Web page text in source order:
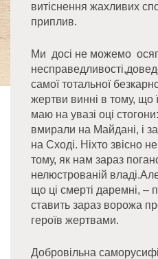
витіснення жахливих
приплив.
Ми досі не можемо
самої тотальної
жертви винні в тому, що
маю на увазі оці
вмирали на Майдані, і
на Сході. Ніхто звісно
тому, як нам зараз
нелюстрованій
що ці смерті даремні, –
ставить зараз ворожа
героїв жертвами.
Добровільна